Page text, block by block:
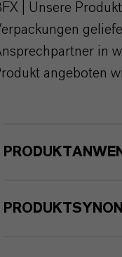
| Unsere
in
angeboten